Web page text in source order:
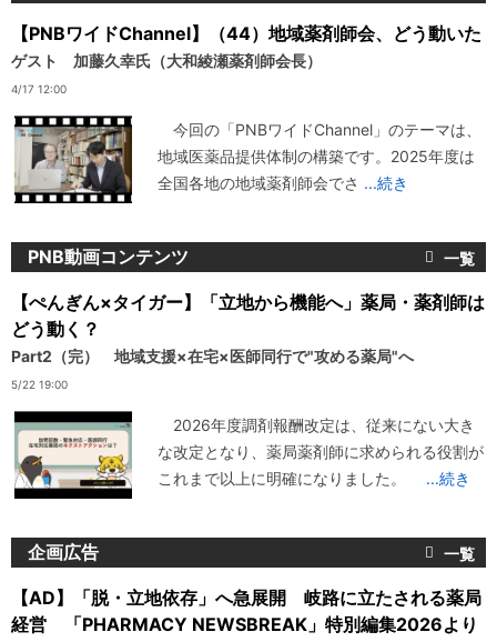
【PNBワイドChannel】（44）地域薬剤師会、どう動いた
ゲスト 加藤久幸氏（大和綾瀬薬剤師会長）
4/17 12:00
今回の「PNBワイドChannel」のテーマは、
地域医薬品提供体制の構築です。2025年度は
全国各地の地域薬剤師会でさ ...続き
PNB動画コンテンツ
【ぺんぎん×タイガー】「立地から機能へ」薬局・薬剤師は
どう動く？
Part2（完） 地域支援×在宅×医師同行で"攻める薬局"へ
5/22 19:00
2026年度調剤報酬改定は、従来にない大き
な改定となり、薬局薬剤師に求められる役割が
これまで以上に明確になりました。
...続き
企画広告
【AD】「脱・立地依存」へ急展開 岐路に立たされる薬局
経営 「PHARMACY NEWSBREAK」特別編集2026より